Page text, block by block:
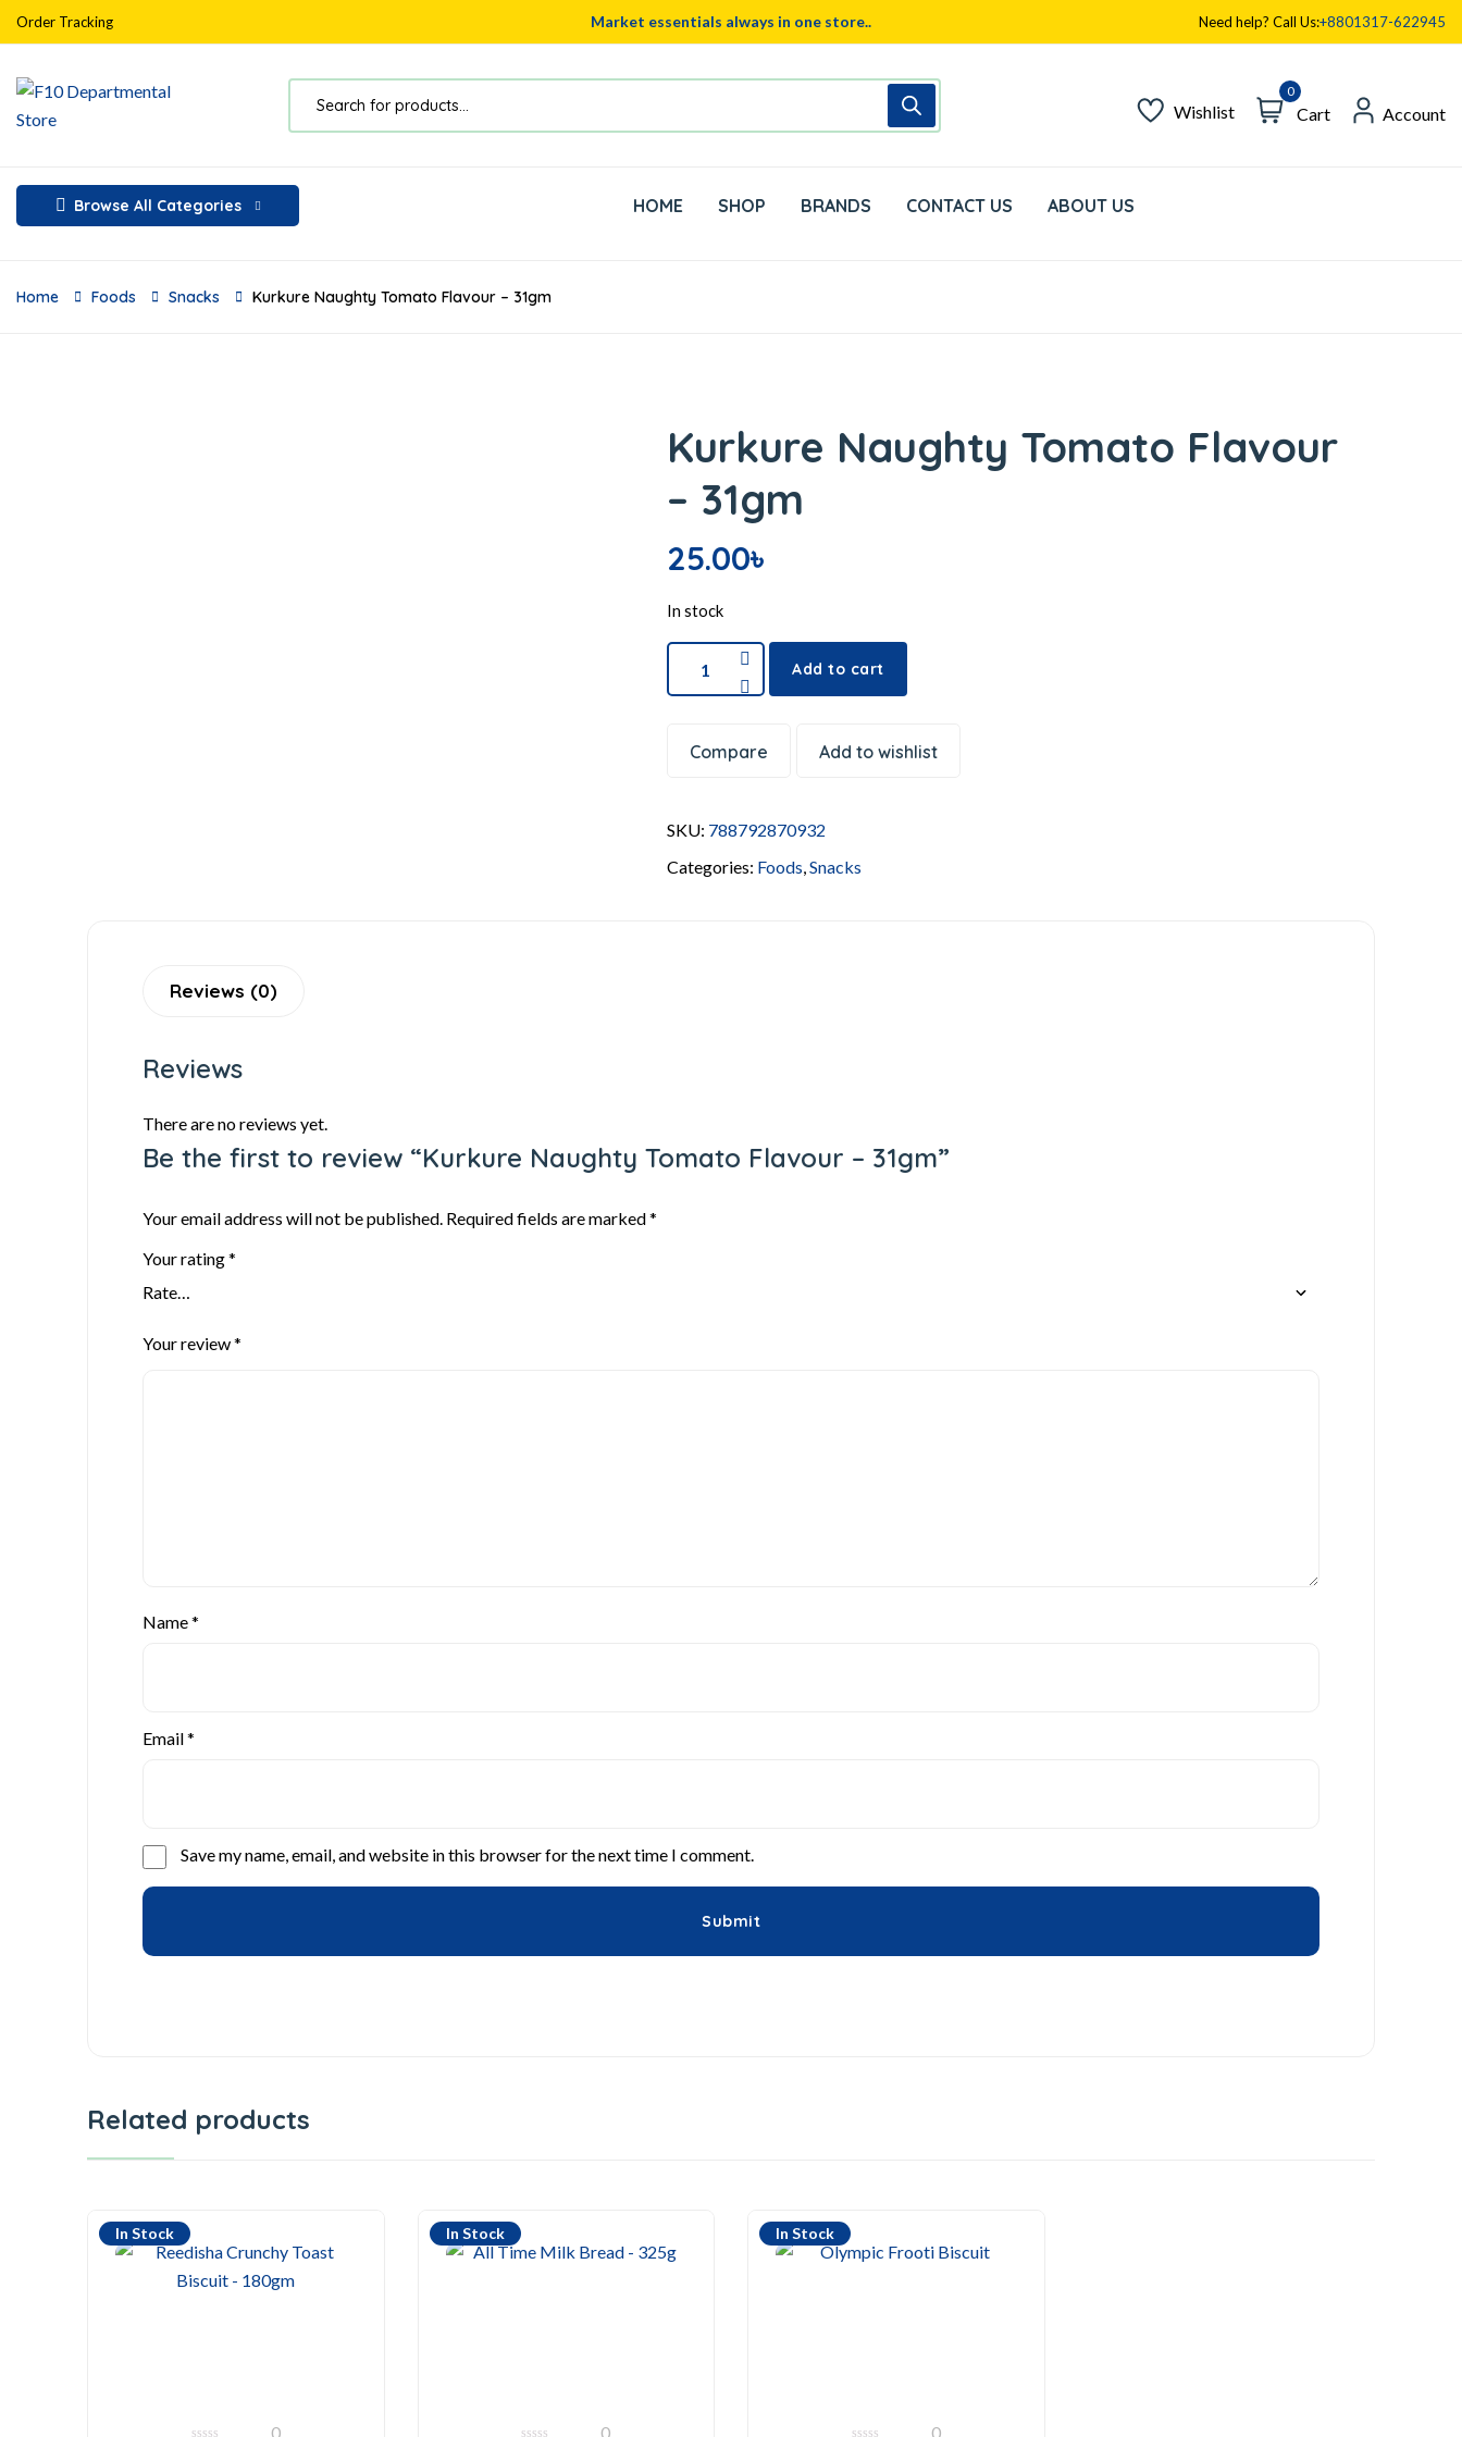
Order Tracking Market essentials always in one store.. Need help? Call Us:+8801317-622945
Wishlist
0
Cart Account
Browse All Categories HOME SHOP BRANDS CONTACT US ABOUT US
Home Foods Snacks Kurkure Naughty Tomato Flavour – 31gm
Kurkure Naughty Tomato Flavour
– 31gm
25.00৳
In stock
Add to cart
Compare Add to wishlist
SKU: 788792870932
Categories: Foods,Snacks
Reviews (0)
Reviews
There are no reviews yet.
Be the first to review “Kurkure Naughty Tomato Flavour – 31gm”
Your email address will not be published. Required fields are marked*
Your rating*
Your review*
Name*
Email*
Save my name, email, and website in this browser for the next time I comment.
Related products
In Stock
0
In Stock
0
In Stock
0